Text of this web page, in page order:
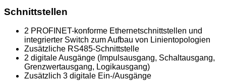
Schnittstellen
2 PROFINET-konforme Ethernetschnittstellen und
integrierter Switch zum Aufbau von Linientopologien
Zusätzliche RS485-Schnittstelle
2 digitale Ausgänge (Impulsausgang, Schaltausgang,
Grenzwertausgang, Logikausgang)
Zusätzlich 3 digitale Ein-/Ausgänge